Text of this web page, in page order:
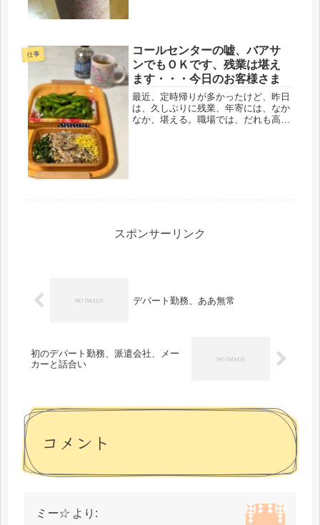
仕事
コールセンターの嘘、バアサ
ンでもＯＫです、残業は堪え
ます・・・今日のお客様さま
最近、定時帰りが多かったけど、昨日
は、久しぶりに残業、年寄には、なか
なか、堪える。職場では、だれも高齢
スポンサーリンク
デパート勤務、ああ無常
初のデパート勤務、派遣会社、メー
カーと話合い
コメント
ミー☆ より: